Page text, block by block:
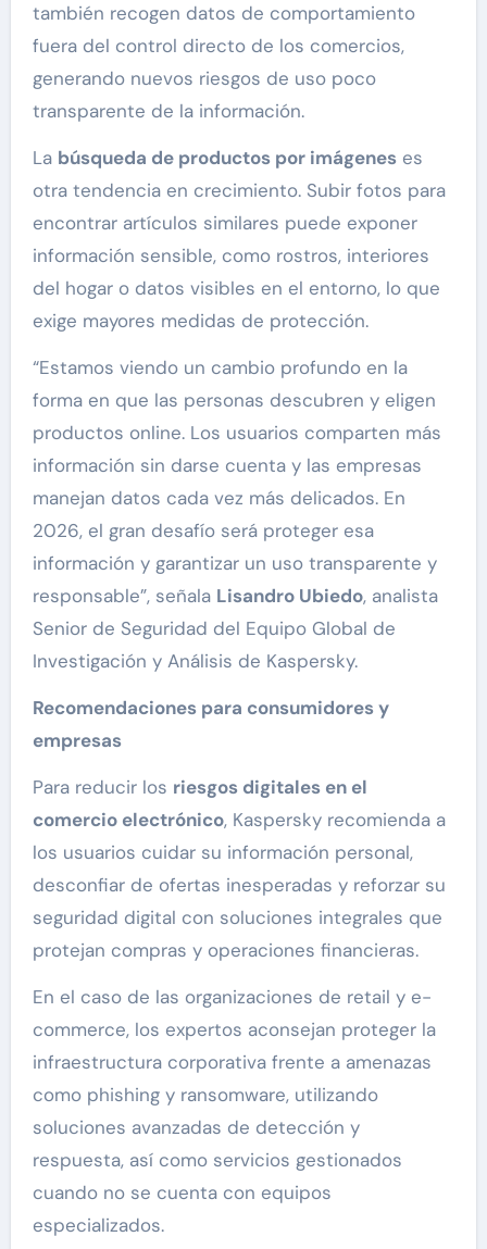
también recogen datos de comportamiento
fuera del control directo de los comercios,
generando nuevos riesgos de uso poco
transparente de la información.
La búsqueda de productos por imágeneses
otra tendencia en crecimiento. Subir fotos para
encontrar artículos similares puede exponer
información sensible, como rostros, interiores
del hogar o datos visibles en el entorno, lo que
exige mayores medidas de protección.
“Estamos viendo un cambio profundo en la
forma en que las personas descubren y eligen
productos online. Los usuarios comparten más
información sin darse cuenta y las empresas
manejan datos cada vez más delicados. En
2026, el gran desafío será proteger esa
información y garantizar un uso transparente y
responsable”, señala Lisandro Ubiedo, analista
Senior de Seguridad del Equipo Global de
Investigación y Análisis de Kaspersky.
Recomendaciones para consumidores y
empresas
Para reducir los riesgos digitales en el
comercio electrónico, Kaspersky recomienda a
los usuarios cuidar su información personal,
desconfiar de ofertas inesperadas y reforzar su
seguridad digital con soluciones integrales que
protejan compras y operaciones financieras.
En el caso de las organizaciones de retail y e-
commerce, los expertos aconsejan proteger la
infraestructura corporativa frente a amenazas
como phishing y ransomware, utilizando
soluciones avanzadas de detección y
respuesta, así como servicios gestionados
cuando no se cuenta con equipos
especializados.